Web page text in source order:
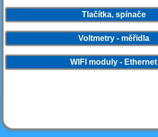
Tlačítka, spínače
Voltmetry - měřidla
WIFI moduly - Ethernet